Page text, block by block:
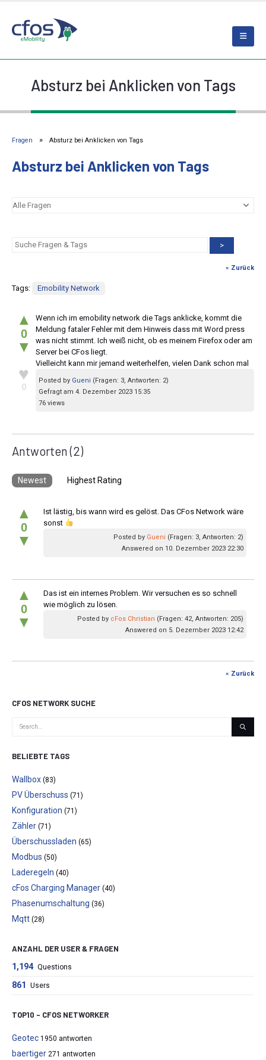
Absturz bei Anklicken von Tags
Fragen Absturz bei Anklicken von Tags
Absturz bei Anklicken von Tags
>
« Zurück
Tags: Emobility Network
▲
0
▼
♥
0
Wenn ich im emobility network die Tags anklicke, kommt die
Meldung fataler Fehler mit dem Hinweis dass mit Word press
was nicht stimmt. Ich weiß nicht, ob es meinem Firefox oder am
Server bei CFos liegt.
Vielleicht kann mir jemand weiterhelfen, vielen Dank schon mal
Posted by Gueni (Fragen: 3, Antworten: 2)
Gefragt am 4. Dezember 2023 15:35
76 views
Antworten(2)
Newest Highest Rating
▲
0
▼
Ist lästig, bis wann wird es gelöst. Das CFos Network wäre
sonst
Posted by Gueni (Fragen: 3, Antworten: 2)
Answered on 10. Dezember 2023 22:30
▲
0
▼
Das ist ein internes Problem. Wir versuchen es so schnell
wie möglich zu lösen.
Posted by cFos Christian (Fragen: 42, Antworten: 205)
Answered on 5. Dezember 2023 12:42
« Zurück
CFOS NETWORK SUCHE
BELIEBTE TAGS
Wallbox (83)
PV Überschuss (71)
Konfiguration (71)
Zähler (71)
Überschussladen (65)
Modbus (50)
Laderegeln (40)
cFos Charging Manager (40)
Phasenumschaltung (36)
Mqtt (28)
ANZAHL DER USER & FRAGEN
1,194 Questions
861 Users
TOP10 – CFOS NETWORKER
Geotec 1950 antworten
baertiger 271 antworten